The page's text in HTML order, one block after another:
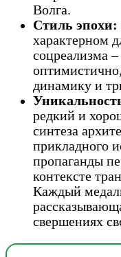
Волга.
Стиль эпохи:
характерном
соцреализма
динамику и
редкий и
синтеза
прикладного
пропаганды
контексте
Каждый
свершениях